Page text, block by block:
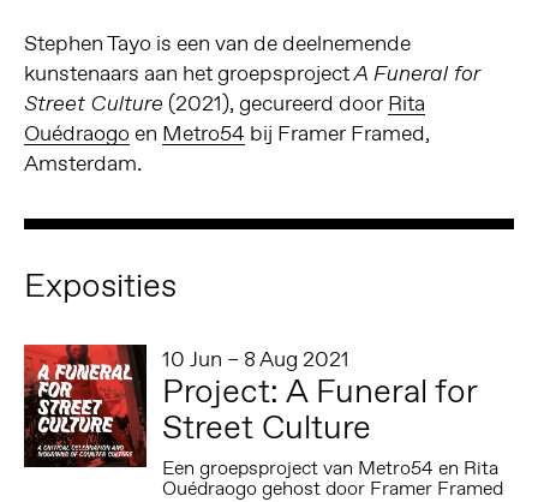
Stephen Tayo is een van de deelnemende
kunstenaars aan het groepsprojectA Funeral for
Street Culture (2021), gecureerd doorRita
Ouédraogoen Metro54 bij Framer Framed,
Amsterdam.
Exposities
10 Jun – 8 Aug 2021
Project: A Funeral for
Street Culture
Een groepsproject van Metro54 en Rita
Ouédraogo gehost door Framer Framed